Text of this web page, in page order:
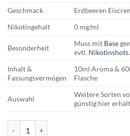
Geschmack
Erdbeeren
Nikotingehalt
0 mg/ml
Besonderheit
Muss mit Base
evtl. Nikotinshots.
Inhalt &
Fassungsvermögen
10ml Aroma &
Flasche
Auswahl
Weitere Sorten
günstig hier